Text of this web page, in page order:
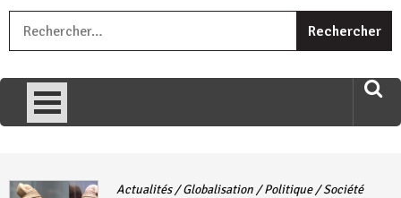
umariye umuryango wawe canke igihugu cakwibarutse .Wewe
uri ngaha ndagusigiye iki kibazo : Uriko ukora iki kugira ngo
Actualités/Globalisation /Politique/Société